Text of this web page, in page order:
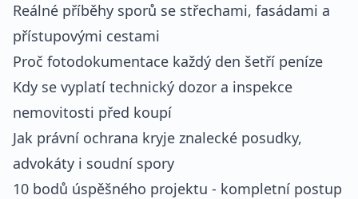
Reálné příběhy sporů se střechami, fasádami a
přístupovými cestami
Proč fotodokumentace každý den šetří peníze
Kdy se vyplatí technický dozor a inspekce
nemovitosti před koupí
Jak právní ochrana kryje znalecké posudky,
advokáty i soudní spory
10 bodů úspěšného projektu - kompletní postup